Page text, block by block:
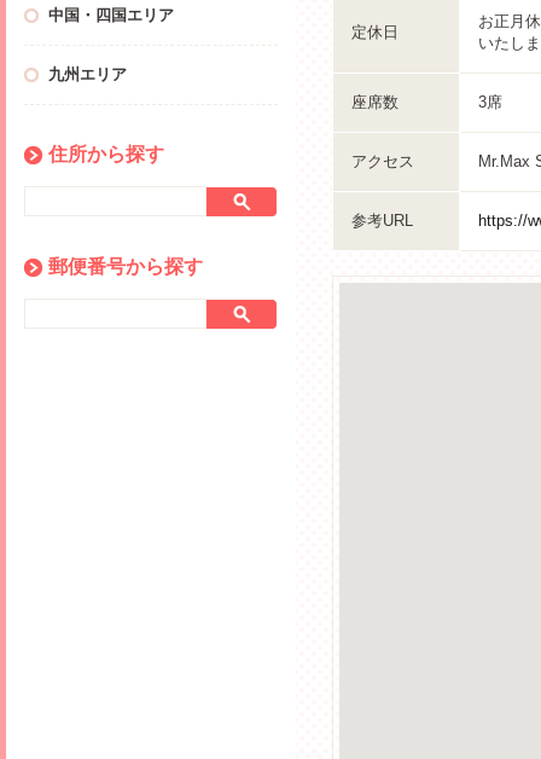
中国・四国エリア
九州エリア
住所から探す
郵便番号から探す
定休日
お正月
いたし
座席数 3席
アクセス Mr.Max
参考URL https://